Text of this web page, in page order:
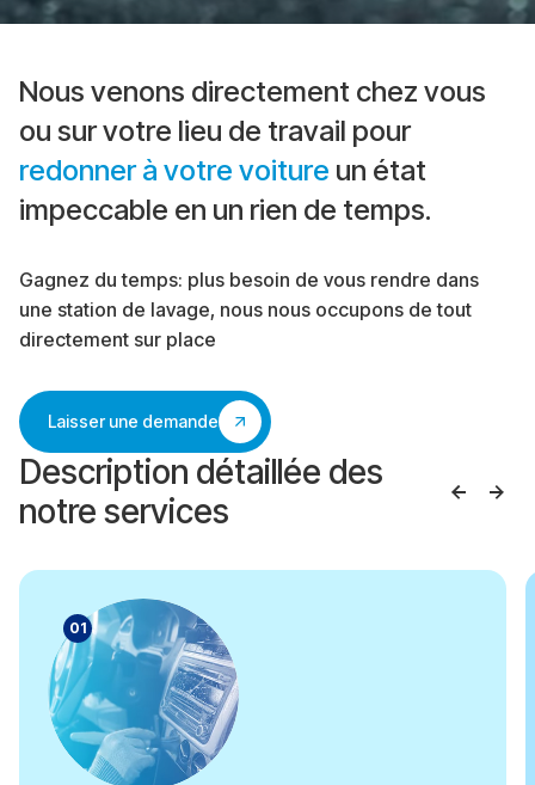
Nous venons directement chez vous
ou sur votre lieu de travail pour
redonner à votre voiture un état
impeccable en un rien de temps.
Gagnez du temps: plus besoin de vous rendre dans
une station de lavage, nous nous occupons de tout
directement sur place
Laisser une demande
Description détaillée des
notre services